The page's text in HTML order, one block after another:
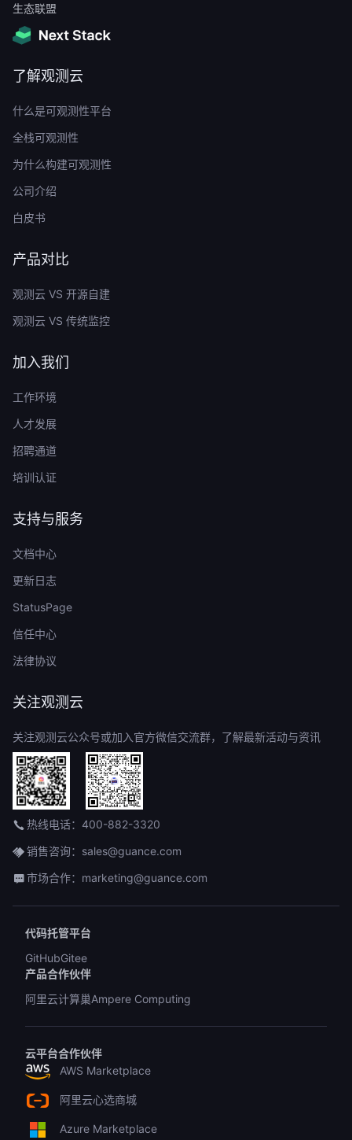
生态联盟
了解观测云
什么是可观测性平台
全栈可观测性
为什么构建可观测性
公司介绍
白皮书
产品对比
观测云 VS 开源自建
观测云 VS 传统监控
加入我们
工作环境
人才发展
招聘通道
培训认证
支持与服务
文档中心
更新日志
StatusPage
信任中心
法律协议
关注观测云
关注观测云公众号或加入官方微信交流群，了解最新活动与资讯
热线电话：400-882-3320
销售咨询：sales@guance.com
市场合作：marketing@guance.com
代码托管平台
GitHubGitee
产品合作伙伴
阿里云计算巢Ampere Computing
云平台合作伙伴
AWS Marketplace
阿里云心选商城
Azure Marketplace